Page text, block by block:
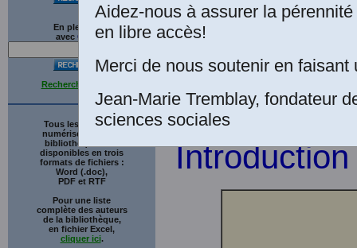
En plein texte
avec G gle
Recherche avancée
Tous les ouvrages
numérisés de cette
bibliothèque sont
disponibles en trois
formats de fichiers :
Word (.doc),
PDF et RTF
Pour une liste
complète des auteurs
de la bibliothèque,
en fichier Excel,
cliquer ici.
numérique
professeur de
Chambord,
Introduction
Aidez-nous à assurer la
en libre accès!
Merci de nous soutenir en faisant
Jean-Marie Tremblay, fondateur
sciences sociales